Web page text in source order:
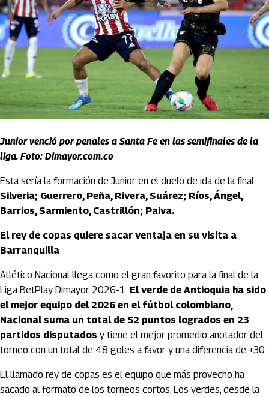
Junior venció por penales a Santa Fe en las semifinales de la
liga. Foto: Dimayor.com.co
Esta sería la formación de Junior en el duelo de ida de la final:
Silveria; Guerrero, Peña, Rivera, Suárez; Ríos, Ángel,
Barrios, Sarmiento, Castrillón; Paiva.
El rey de copas quiere sacar ventaja en su visita a
Barranquilla
Atlético Nacional llega como el gran favorito para la final de la
Liga BetPlay Dimayor 2026-1. El verde de Antioquia ha sido
el mejor equipo del 2026 en el fútbol colombiano,
Nacional suma un total de 52 puntos logrados en 23
partidos disputados y tiene el mejor promedio anotador del
torneo con un total de 48 goles a favor y una diferencia de +30.
El llamado rey de copas es el equipo que más provecho ha
sacado al formato de los torneos cortos. Los verdes, desde la